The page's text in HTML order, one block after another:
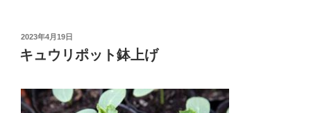
投
稿
日:
2023年4月19日
キュウリポット鉢上げ